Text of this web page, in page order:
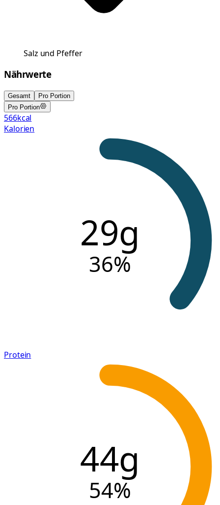
Salz und Pfeffer
Nährwerte
Gesamt
Pro Portion
Pro Portion
566kcal
Kalorien
29g
36%
Protein
44g
54%